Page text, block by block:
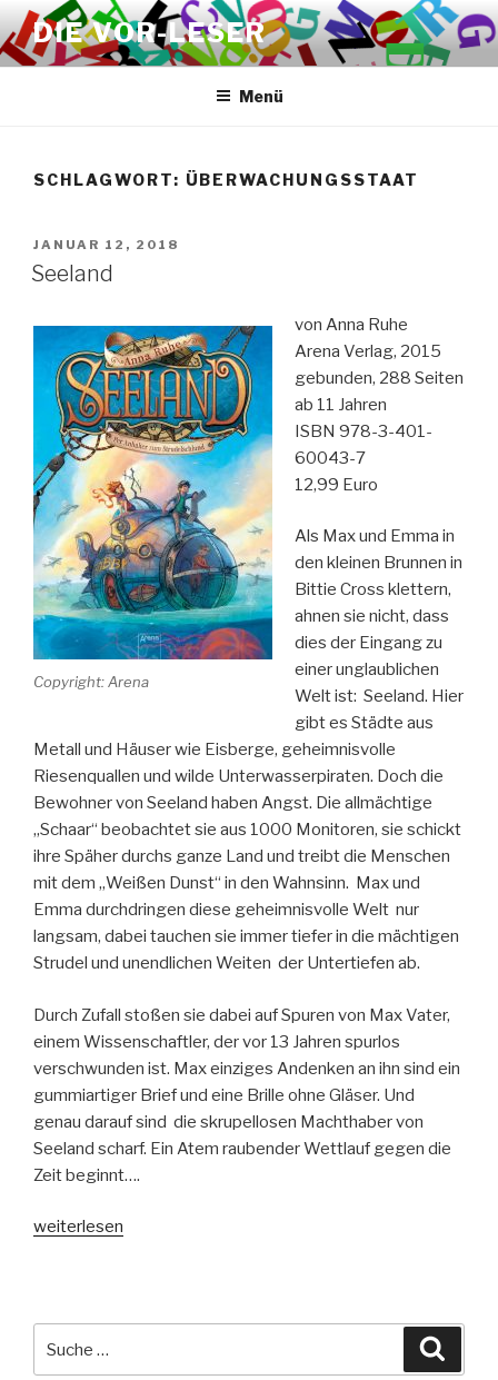
Zum
Inhalt
springen
DIE VOR-LESER
Menü
SCHLAGWORT: ÜBERWACHUNGSSTAAT
VERÖFFENTLICHT
AM
JANUAR 12, 2018
Seeland
Copyright: Arena
von Anna Ruhe
Arena Verlag, 2015
gebunden, 288 Seiten
ab 11 Jahren
ISBN 978-3-401-
60043-7
12,99 Euro
Als Max und Emma in
den kleinen Brunnen in
Bittie Cross klettern,
ahnen sie nicht, dass
dies der Eingang zu
einer unglaublichen
Welt ist: Seeland. Hier
gibt es Städte aus
Metall und Häuser wie Eisberge, geheimnisvolle
Riesenquallen und wilde Unterwasserpiraten. Doch die
Bewohner von Seeland haben Angst. Die allmächtige
„Schaar“ beobachtet sie aus 1000 Monitoren, sie schickt
ihre Späher durchs ganze Land und treibt die Menschen
mit dem „Weißen Dunst“ in den Wahnsinn. Max und
Emma durchdringen diese geheimnisvolle Welt nur
langsam, dabei tauchen sie immer tiefer in die mächtigen
Strudel und unendlichen Weiten der Untertiefen ab.
Durch Zufall stoßen sie dabei auf Spuren von Max Vater,
einem Wissenschaftler, der vor 13 Jahren spurlos
verschwunden ist. Max einziges Andenken an ihn sind ein
gummiartiger Brief und eine Brille ohne Gläser. Und
genau darauf sind die skrupellosen Machthaber von
Seeland scharf. Ein Atem raubender Wettlauf gegen die
Zeit beginnt….
„Seeland“
weiterlesen
nach: